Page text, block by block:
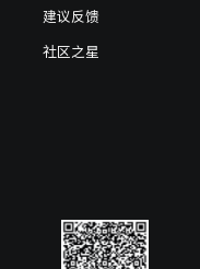
建议反馈
社区之星